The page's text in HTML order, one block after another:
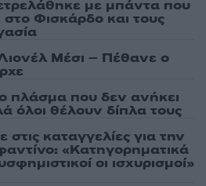
με μπάντα που
στο Φισκάρδο και τους
Μέσι – Πέθανε ο
πλάσμα που δεν ανήκει
όλοι θέλουν δίπλα τους
καταγγελίες για την
«Κατηγορηματικά
οι ισχυρισμοί»